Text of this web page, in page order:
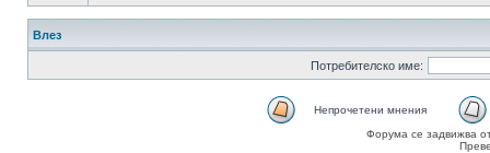
Влез
Потребителско име:
Непрочетени мнения
Форума се задвижва